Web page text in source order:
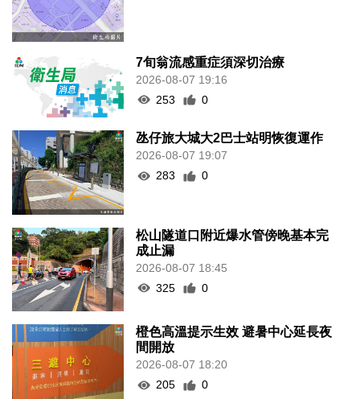
7旬翁流感重症須深切治療
2026-08-07 19:16
253
0
氹仔旅大城大2巴士站明恢復運作
2026-08-07 19:07
283
0
松山隧道口附近爆水管傍晚基本完
成止漏
2026-08-07 18:45
325
0
橙色高溫提示生效 避暑中心延長夜
間開放
2026-08-07 18:20
205
0